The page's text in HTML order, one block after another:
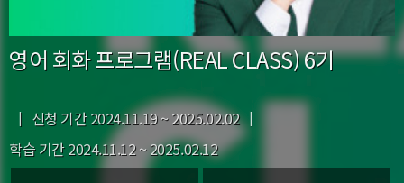
영어 회화 프로그램(REAL CLASS) 6기
| 신청 기간 2024.11.19 ~ 2025.02.02 |
학습 기간2024.11.12 ~ 2025.02.12